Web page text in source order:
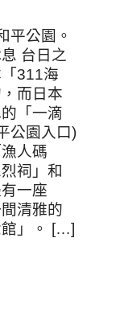
平公園。
台日之
311海
而日本
「一滴
公園入口)
人碼
祠」和
一座
清雅的
館」。 […]